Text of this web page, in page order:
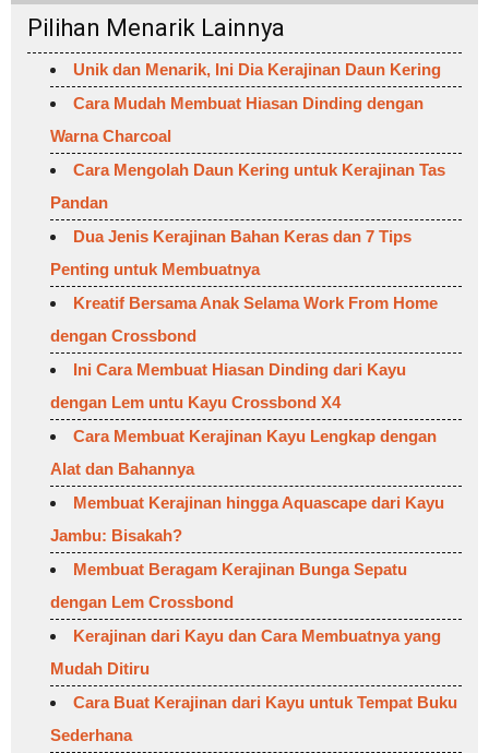
Pilihan Menarik Lainnya
Unik dan Menarik, Ini Dia Kerajinan Daun Kering
Cara Mudah Membuat Hiasan Dinding dengan
Warna Charcoal
Cara Mengolah Daun Kering untuk Kerajinan Tas
Pandan
Dua Jenis Kerajinan Bahan Keras dan 7 Tips
Penting untuk Membuatnya
Kreatif Bersama Anak Selama Work From Home
dengan Crossbond
Ini Cara Membuat Hiasan Dinding dari Kayu
dengan Lem untu Kayu Crossbond X4
Cara Membuat Kerajinan Kayu Lengkap dengan
Alat dan Bahannya
Membuat Kerajinan hingga Aquascape dari Kayu
Jambu: Bisakah?
Membuat Beragam Kerajinan Bunga Sepatu
dengan Lem Crossbond
Kerajinan dari Kayu dan Cara Membuatnya yang
Mudah Ditiru
Cara Buat Kerajinan dari Kayu untuk Tempat Buku
Sederhana